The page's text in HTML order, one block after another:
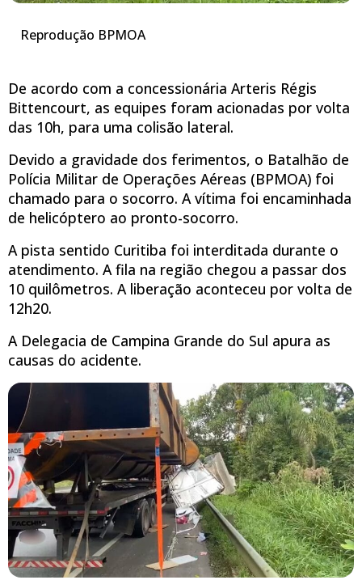
Reprodução BPMOA
De acordo com a concessionária Arteris Régis
Bittencourt, as equipes foram acionadas por volta
das 10h, para uma colisão lateral.
Devido a gravidade dos ferimentos, o Batalhão de
Polícia Militar de Operações Aéreas (BPMOA) foi
chamado para o socorro. A vítima foi encaminhada
de helicóptero ao pronto-socorro.
A pista sentido Curitiba foi interditada durante o
atendimento. A fila na região chegou a passar dos
10 quilômetros. A liberação aconteceu por volta de
12h20.
A Delegacia de Campina Grande do Sul apura as
causas do acidente.